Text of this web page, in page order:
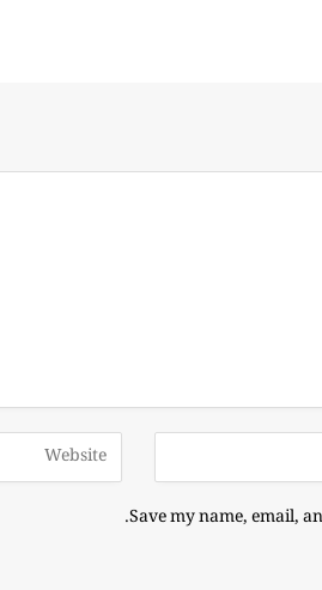
Save my name, email,